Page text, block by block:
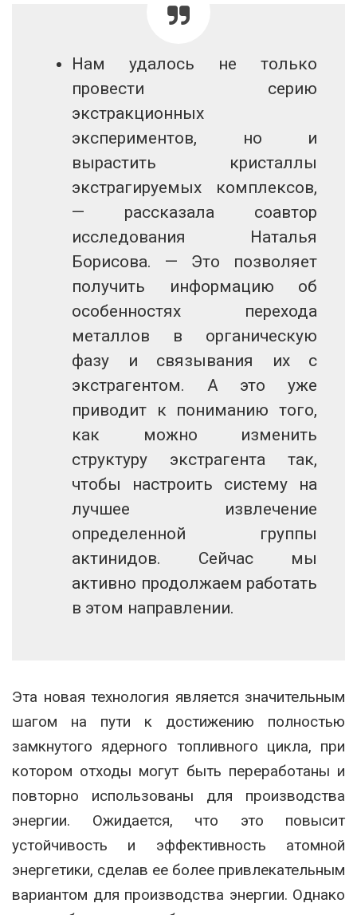
Нам удалось не только
провести серию
экстракционных
экспериментов, но и
вырастить кристаллы
экстрагируемых комплексов,
— рассказала соавтор
исследования Наталья
Борисова. — Это позволяет
получить информацию об
особенностях перехода
металлов в органическую
фазу и связывания их с
экстрагентом. А это уже
приводит к пониманию того,
как можно изменить
структуру экстрагента так,
чтобы настроить систему на
лучшее извлечение
определенной группы
актинидов. Сейчас мы
активно продолжаем работать
в этом направлении.
Эта новая технология является значительным
шагом на пути к достижению полностью
замкнутого ядерного топливного цикла, при
котором отходы могут быть переработаны и
повторно использованы для производства
энергии. Ожидается, что это повысит
устойчивость и эффективность атомной
энергетики, сделав ее более привлекательным
вариантом для производства энергии. Однако